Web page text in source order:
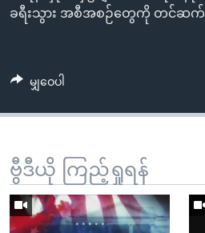
သို့ခရီးသွား အစီအစဉ်တွေကို တင်ဆက်
မျှဝေပါ
ဗွီဒီယို ကြည့်ရှုရန်